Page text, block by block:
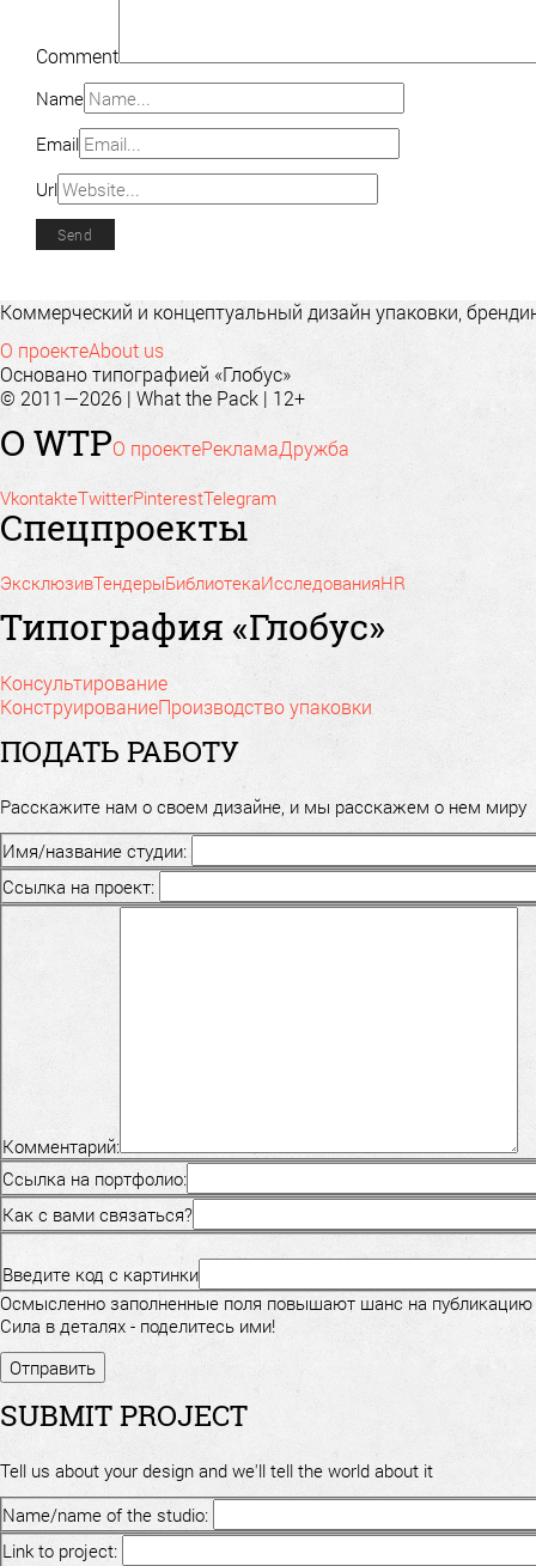
Comment
Name
Email
Url
Коммерческий и концептуальный дизайн упаковки,
О проектеAbout us
Основано типографией «Глобус»
© 2011—2026 | What the Pack | 12+
О WTPО проектеРекламаДружба
VkontakteTwitterPinterestTelegram
Спецпроекты
ЭксклюзивТендерыБиблиотекаИсследованияHR
Типография «Глобус»
Консультирование
КонструированиеПроизводство упаковки
ПОДАТЬ РАБОТУ
Расскажите нам о своем дизайне, и мы расскажем о нем миру
Имя/название студии:
Ссылка на проект:
Комментарий:
Ссылка на портфолио:
Как с вами связаться?
Введите код с картинки
Осмысленно заполненные поля повышают шанс на публикацию
Сила в деталях - поделитесь ими!
SUBMIT PROJECT
Tell us about your design and we'll tell the world about it
Name/name of the studio:
Link to project: